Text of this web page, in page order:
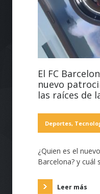
El FC
nuevo
las raíces de
Deportes,
¿Quien es el
Barcelona? y cuál
Leer más